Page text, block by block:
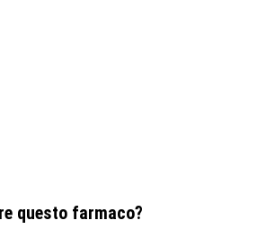
questo farmaco?